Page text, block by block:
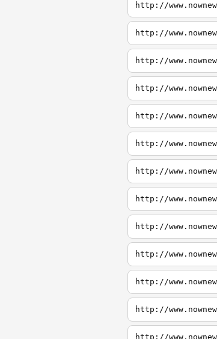
http://
http://
http://
http://
http://
http://
http://
http://
http://
http://
http://
http://
http://